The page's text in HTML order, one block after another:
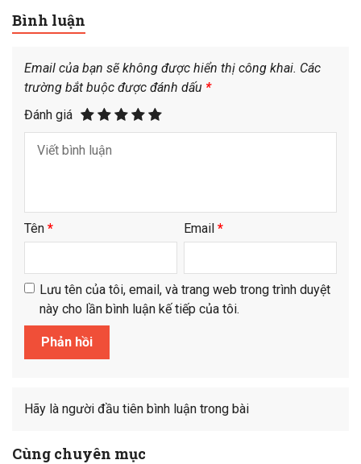
Bình luận
Email của bạn sẽ không được hiển thị công khai. Các
trường bắt buộc được đánh dấu *
Đánh giá
Tên * Email *
Lưu tên của tôi, email, và trang web trong trình duyệt
này cho lần bình luận kế tiếp của tôi.
Hãy là người đầu tiên bình luận trong bài
Cùng chuyên mục